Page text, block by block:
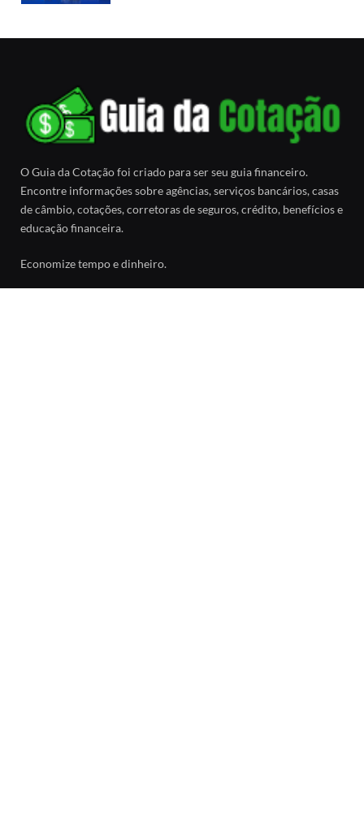
O Guia da Cotação foi criado para ser seu guia financeiro.
Encontre informações sobre agências, serviços bancários, casas
de câmbio, cotações, corretoras de seguros, crédito, benefícios e
educação financeira.
Economize tempo e dinheiro.